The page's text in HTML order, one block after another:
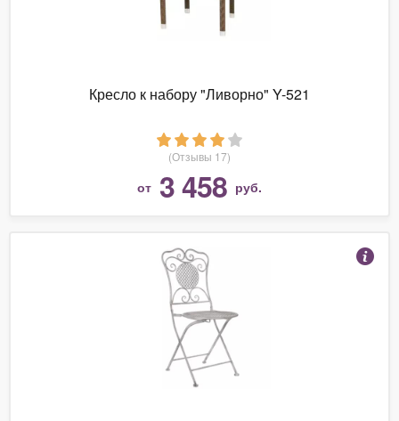
Кресло к набору "Ливорно" Y-521
(Отзывы 17)
от 3 458 руб.